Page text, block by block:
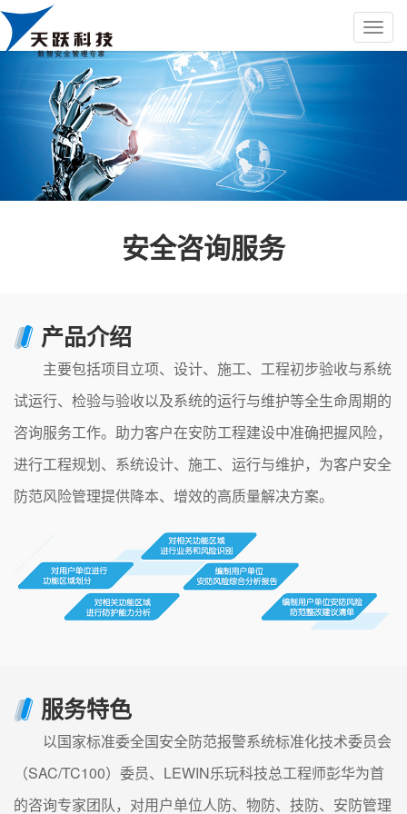
安全咨询服务
产品介绍
主要包括项目立项、设计、施工、工程初步验收与系统
试运行、检验与验收以及系统的运行与维护等全生命周期的
咨询服务工作。助力客户在安防工程建设中准确把握风险，
进行工程规划、系统设计、施工、运行与维护，为客户安全
防范风险管理提供降本、增效的高质量解决方案。
服务特色
以国家标准委全国安全防范报警系统标准化技术委员会
（SAC/TC100）委员、LEWIN乐玩科技总工程师彭华为首
的咨询专家团队，对用户单位人防、物防、技防、安防管理